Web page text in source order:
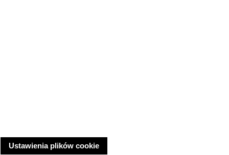
Ustawienia plików cookie